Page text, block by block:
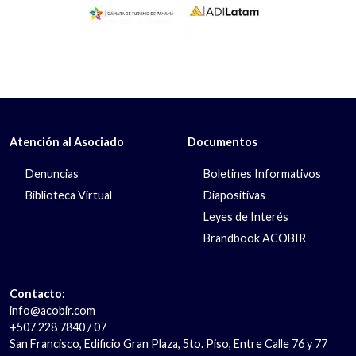
Atención al Asociado
Denuncias
Biblioteca Virtual
Documentos
Boletines Informativos
Diapositivas
Leyes de Interés
Brandbook ACOBIR
Contacto:
info@acobir.com
+507 228 7840 / 07
San Francisco, Edificio Gran Plaza, 5to. Piso, Entre Calle 76 y 77